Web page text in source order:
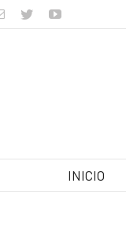
Correo
electrónico
twitteryoutube
INICIO